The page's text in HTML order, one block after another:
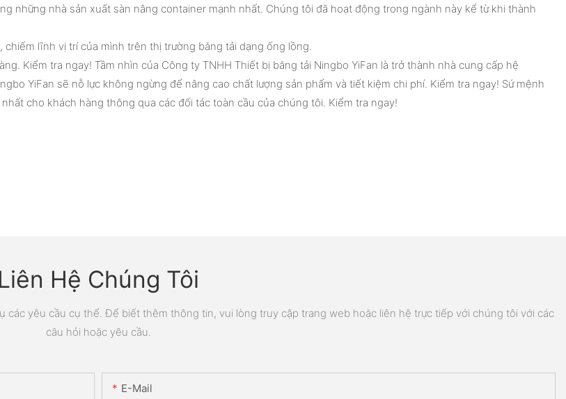
những nhà sản xuất sàn nâng container mạnh nhất. Chúng tôi đã hoạt động trong ngành này kể từ khi thành
lĩnh vị trí của mình trên thị trường băng tải dạng ống lồng.
Kiểm tra ngay! Tầm nhìn của Công ty TNHH Thiết bị băng tải Ningbo YiFan là trở thành nhà cung cấp hệ
YiFan sẽ nỗ lực không ngừng để nâng cao chất lượng sản phẩm và tiết kiệm chi phí. Kiểm tra ngay! Sứ mệnh
cho khách hàng thông qua các đối tác toàn cầu của chúng tôi. Kiểm tra ngay!
Liên Hệ Chúng Tôi
yêu cầu cụ thể. Để biết thêm thông tin, vui lòng truy cập trang web hoặc liên hệ trực tiếp với chúng tôi với các
câu hỏi hoặc yêu cầu.
E-Mail